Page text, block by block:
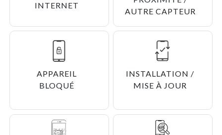
INTERNET
AUTRE CAPTEUR
APPAREIL
BLOQUÉ
INSTALLATION /
MISE À JOUR